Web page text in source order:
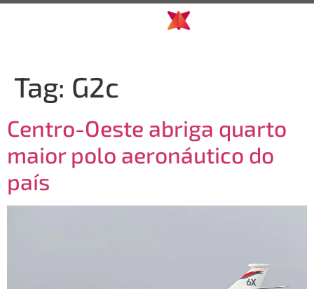
Tag: G2c
Centro-Oeste abriga quarto
maior polo aeronáutico do
país